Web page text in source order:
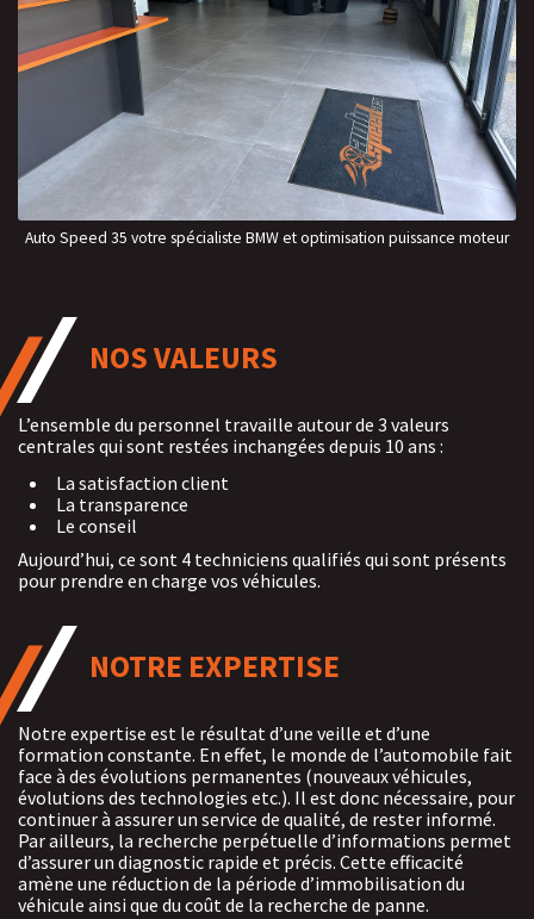
Auto Speed 35 votre spécialiste BMW et optimisation puissance moteur
NOS VALEURS
L’ensemble du personnel travaille autour de 3 valeurs
centrales qui sont restées inchangées depuis 10 ans :
La satisfaction client
La transparence
Le conseil
Aujourd’hui, ce sont 4 techniciens qualifiés qui sont présents
pour prendre en charge vos véhicules.
NOTRE EXPERTISE
Notre expertise est le résultat d’une veille et d’une
formation constante. En effet, le monde de l’automobile fait
face à des évolutions permanentes (nouveaux véhicules,
évolutions des technologies etc.). Il est donc nécessaire, pour
continuer à assurer un service de qualité, de rester informé.
Par ailleurs, la recherche perpétuelle d’informations permet
d’assurer un diagnostic rapide et précis. Cette efficacité
amène une réduction de la période d’immobilisation du
véhicule ainsi que du coût de la recherche de panne.